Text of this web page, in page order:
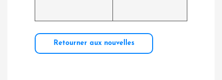
Retourner aux nouvelles